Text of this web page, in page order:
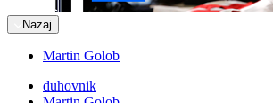
Nazaj
Martin Golob
duhovnik